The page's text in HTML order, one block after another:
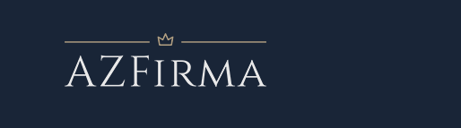
příspěvek